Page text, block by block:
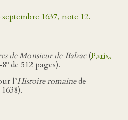
1637, note 12.
de Monsieur de Balzac(Paris,
o de 512 pages).
l’Histoire romainede